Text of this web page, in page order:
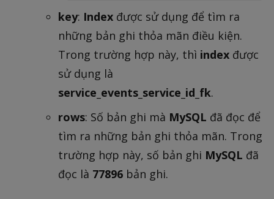
key: Index được sử dụng để tìm ra
những bản ghi thỏa mãn điều kiện.
Trong trường hợp này, thì index được
sử dụng là
service_events_service_id_fk.
rows: Số bản ghi mà MySQL đã đọc để
tìm ra những bản ghi thỏa mãn. Trong
trường hợp này, số bản ghi MySQL đã
đọc là 77896 bản ghi.